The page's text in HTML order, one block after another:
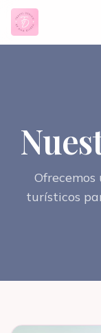
turísticos